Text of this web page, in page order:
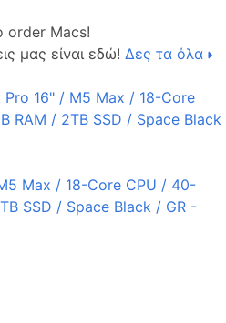
order Macs!
μας είναι εδώ! Δες τα όλα
Max / 18-Core CPU / 40-
SSD / Space Black / GR -